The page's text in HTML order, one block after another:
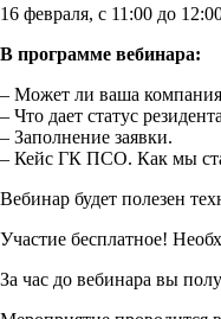
16 февраля, с 11:00 до
В программе вебинара:
– Может ли ваша компания
– Что дает статус
– Заполнение заявки.
– Кейс ГК ПСО. Как мы
Вебинар будет полезен
Участие бесплатное!
За час до вебинара вы